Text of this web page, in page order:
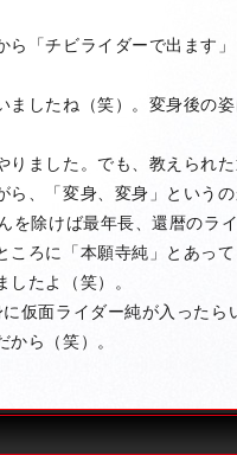
「チビライダーで出ます
したね（笑）。変身後の
ました。でも、教えられ
、「変身、変身」というの
除けば最年長、還暦のラ
ろに「本願寺純」とあっ
たよ（笑）。
仮面ライダー純が入ったら
ら（笑）。